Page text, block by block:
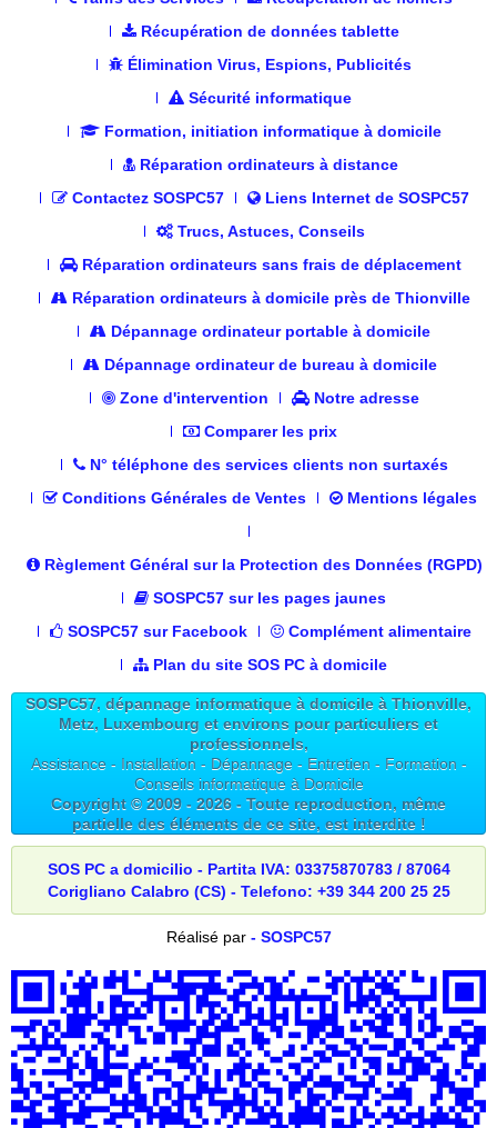
Récupération de données tablette
Élimination Virus, Espions, Publicités
Sécurité informatique
Formation, initiation informatique à domicile
Réparation ordinateurs à distance
Contactez SOSPC57
Liens Internet de SOSPC57
Trucs, Astuces, Conseils
Réparation ordinateurs sans frais de déplacement
Réparation ordinateurs à domicile près de Thionville
Dépannage ordinateur portable à domicile
Dépannage ordinateur de bureau à domicile
Zone d'intervention
Notre adresse
Comparer les prix
N° téléphone des services clients non surtaxés
Conditions Générales de Ventes
Mentions légales
Règlement Général sur la Protection des Données (RGPD)
SOSPC57 sur les pages jaunes
SOSPC57 sur Facebook
Complément alimentaire
Plan du site SOS PC à domicile
SOSPC57, dépannage informatique à domicile à Thionville,
Metz, Luxembourg et environs pour particuliers et
professionnels,
Assistance - Installation - Dépannage - Entretien - Formation -
Conseils informatique à Domicile
Copyright © 2009 - 2026 - Toute reproduction, même
partielle des éléments de ce site, est interdite !
SOS PC a domicilio - Partita IVA: 03375870783 / 87064
Corigliano Calabro (CS) - Telefono: +39 344 200 25 25
Réalisé par - SOSPC57